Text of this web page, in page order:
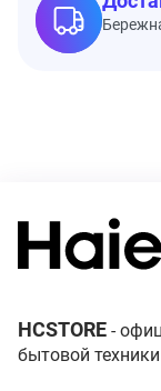
HCSTORE -
бытовой техники